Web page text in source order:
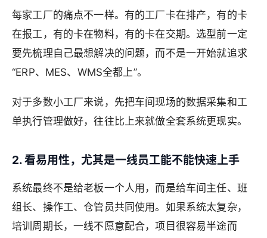
每家工厂的痛点不一样。有的工厂卡在排产，有的卡
在报工，有的卡在物料，有的卡在交期。选型前一定
要先梳理自己最想解决的问题，而不是一开始就追求
“ERP、MES、WMS全都上”。
对于多数小工厂来说，先把车间现场的数据采集和工
单执行管理做好，往往比上来就做全套系统更现实。
2. 看易用性，尤其是一线员工能不能快速上手
系统最终不是给老板一个人用，而是给车间主任、班
组长、操作工、仓管员共同使用。如果系统太复杂，
培训周期长，一线不愿意配合，项目很容易半途而